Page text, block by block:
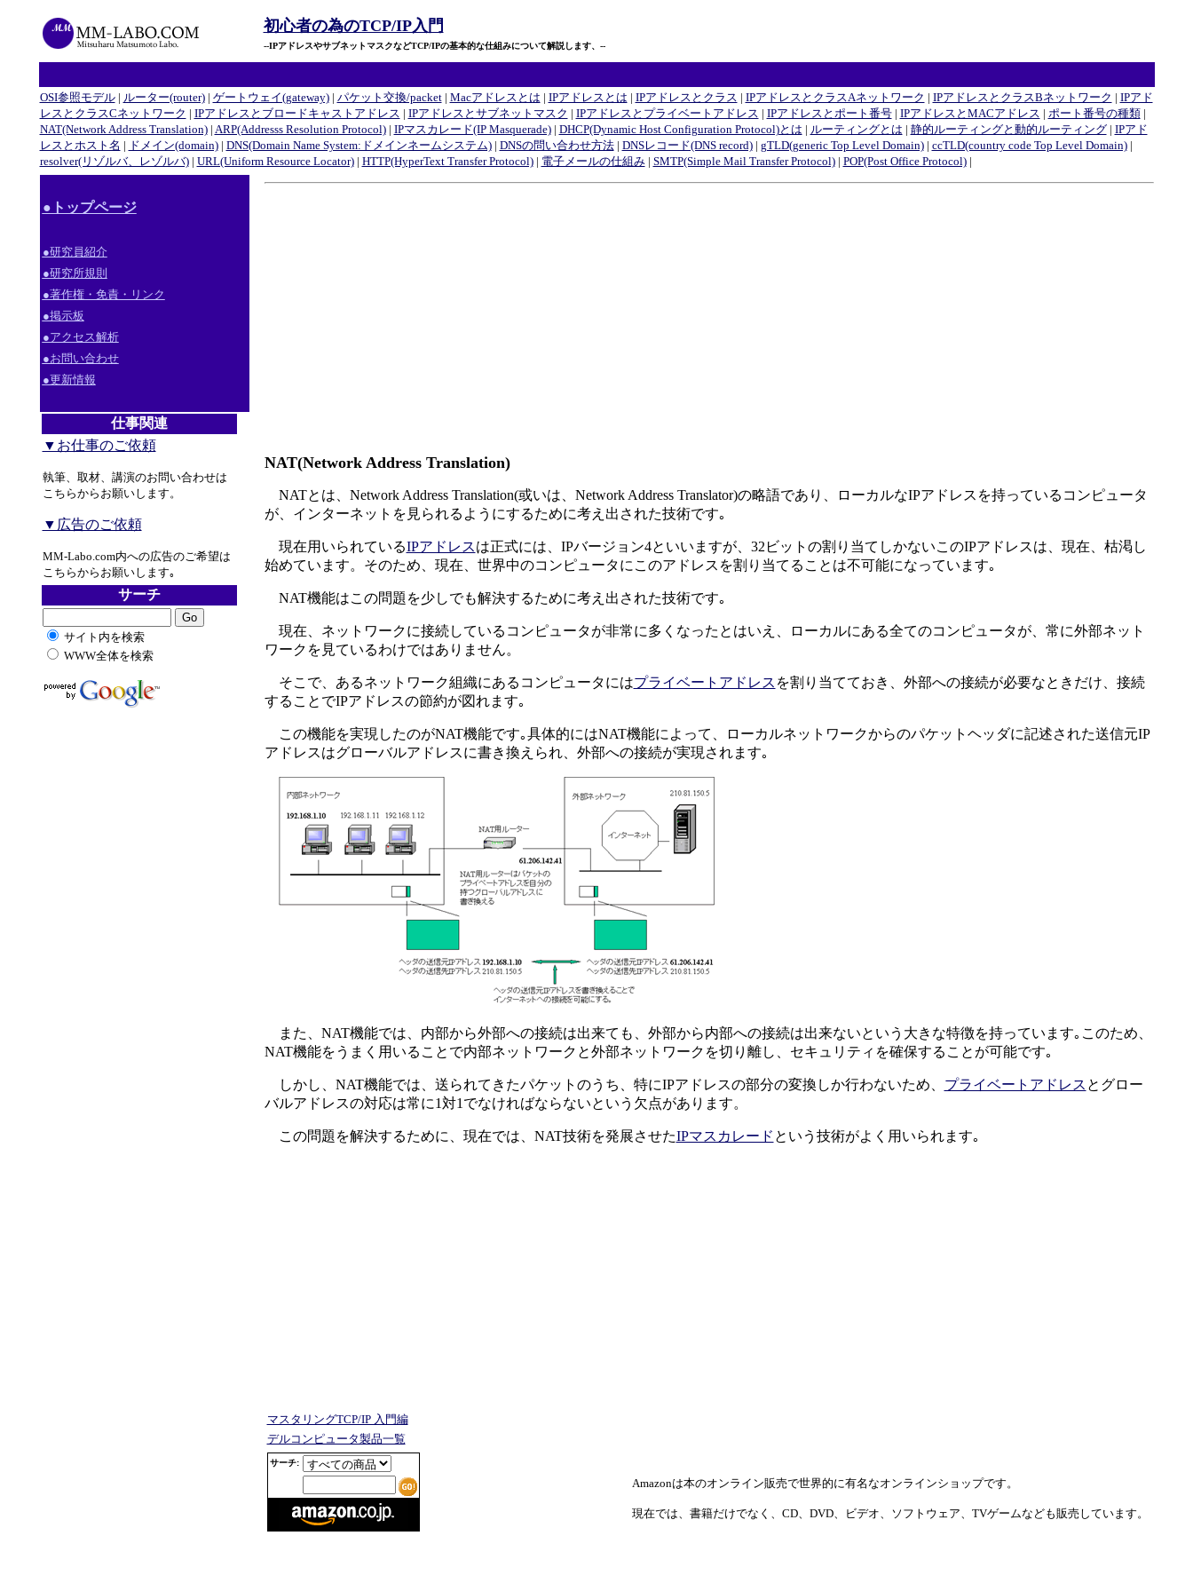
初心者の為のTCP/IP入門
--IPアドレスやサブネットマスクなどTCP/IPの基本的な仕組みについて解説します、--
OSI参照モデル| ルーター(router)| ゲートウェイ(gateway)| パケット交換/packet| Macアドレスとは | IPアドレスとは | IPアドレスとクラス | IPアドレスとクラスAネットワーク | IPアドレスとクラスBネットワーク | IPアド
レスとクラスCネットワーク | IPアドレスとブロードキャストアドレス | IPアドレスとサブネットマスク | IPアドレスとプライベートアドレス | IPアドレスとポート番号| IPアドレスとMACアドレス | ポート番号の種類|
NAT(Network Address Translation)| ARP(Addresss Resolution Protocol)| IPマスカレード(IP Masquerade)| DHCP(Dynamic Host Configuration Protocol)とは | ルーティングとは | 静的ルーティングと動的ルーティング| IPアド
レスとホスト名 | ドメイン(domain)| DNS(Domain Name System:ドメインネームシステム)| DNSの問い合わせ方法| DNSレコード(DNS record)| gTLD(generic Top Level Domain)| ccTLD(country code Top Level Domain)|
resolver(リゾルバ、レゾルバ)| URL(Uniform Resource Locator)| HTTP(HyperText Transfer Protocol)| 電子メールの仕組み| SMTP(Simple Mail Transfer Protocol)| POP(Post Office Protocol)|
●トップページ
●研究員紹介
●研究所規則
●著作権・免責・リンク
●掲示板
●アクセス解析
●お問い合わせ
●更新情報
仕事関連
▼お仕事のご依頼
執筆、取材、講演のお問い合わせは
こちらからお願いします。
▼広告のご依頼
MM-Labo.com内への広告のご希望は
こちらからお願いします｡
サーチ
サイト内を検索
WWW全体を検索
NAT(Network Address Translation)
NATとは、Network Address Translation(或いは、Network Address Translator)の略語であり、ローカルなIPアドレスを持っているコンピュータ
が、インターネットを見られるようにするために考え出された技術です｡
現在用いられているIPアドレスは正式には、IPバージョン4といいますが、32ビットの割り当てしかないこのIPアドレスは、現在、枯渇し
始めています。そのため、現在、世界中のコンピュータにこのアドレスを割り当てることは不可能になっています｡
NAT機能はこの問題を少しでも解決するために考え出された技術です｡
現在、ネットワークに接続しているコンピュータが非常に多くなったとはいえ、ローカルにある全てのコンピュータが、常に外部ネット
ワークを見ているわけではありません。
そこで、あるネットワーク組織にあるコンピュータにはプライベートアドレス を割り当てておき、外部への接続が必要なときだけ、接続
することでIPアドレスの節約が図れます｡
この機能を実現したのがNAT機能です｡具体的にはNAT機能によって、ローカルネットワークからのパケットヘッダに記述された送信元IP
アドレスはグローバルアドレスに書き換えられ、外部への接続が実現されます｡
また、NAT機能では、内部から外部への接続は出来ても、外部から内部への接続は出来ないという大きな特徴を持っています｡このため、
NAT機能をうまく用いることで内部ネットワークと外部ネットワークを切り離し、セキュリティを確保することが可能です｡
しかし、NAT機能では、送られてきたパケットのうち、特にIPアドレスの部分の変換しか行わないため、 プライベートアドレス とグロー
バルアドレスの対応は常に1対1でなければならないという欠点があります。
この問題を解決するために、現在では、NAT技術を発展させたIPマスカレード という技術がよく用いられます｡
マスタリングTCP/IP 入門編
デルコンピュータ製品一覧
サーチ:
Amazonは本のオンライン販売で世界的に有名なオンラインショップです。
現在では、書籍だけでなく、CD、DVD、ビデオ、ソフトウェア、TVゲームなども販売しています。